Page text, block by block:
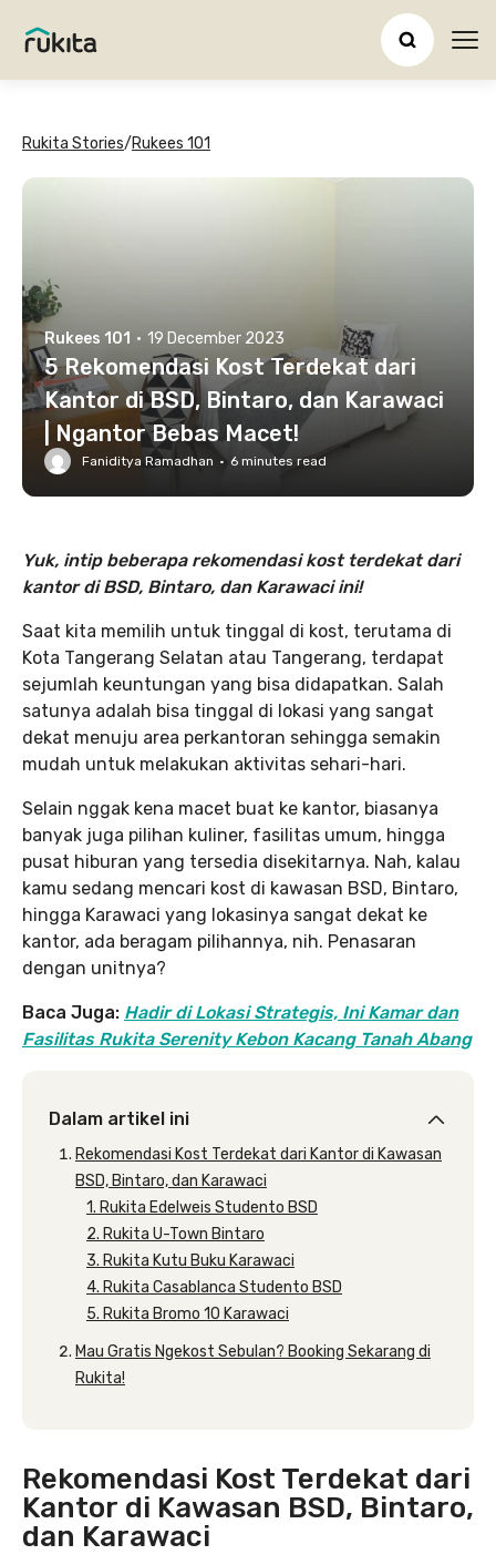
Rukita Stories/Rukees 101
Rukees 101 · 19 December 2023
5 Rekomendasi Kost Terdekat dari
Kantor di BSD, Bintaro, dan Karawaci
| Ngantor Bebas Macet!
Faniditya Ramadhan · 6 minutes read
Yuk, intip beberapa rekomendasi kost terdekat dari
kantor di BSD, Bintaro, dan Karawaci ini!
Saat kita memilih untuk tinggal di kost, terutama di
Kota Tangerang Selatan atau Tangerang, terdapat
sejumlah keuntungan yang bisa didapatkan. Salah
satunya adalah bisa tinggal di lokasi yang sangat
dekat menuju area perkantoran sehingga semakin
mudah untuk melakukan aktivitas sehari-hari.
Selain nggak kena macet buat ke kantor, biasanya
banyak juga pilihan kuliner, fasilitas umum, hingga
pusat hiburan yang tersedia disekitarnya. Nah, kalau
kamu sedang mencari kost di kawasan BSD, Bintaro,
hingga Karawaci yang lokasinya sangat dekat ke
kantor, ada beragam pilihannya, nih. Penasaran
dengan unitnya?
Baca Juga: Hadir di Lokasi Strategis, Ini Kamar dan
Fasilitas Rukita Serenity Kebon Kacang Tanah Abang
Dalam artikel ini
Rekomendasi Kost Terdekat dari Kantor di Kawasan
BSD, Bintaro, dan Karawaci
1. Rukita Edelweis Studento BSD
2. Rukita U-Town Bintaro
3. Rukita Kutu Buku Karawaci
4. Rukita Casablanca Studento BSD
5. Rukita Bromo 10 Karawaci
Mau Gratis Ngekost Sebulan? Booking Sekarang di
Rukita!
Rekomendasi Kost Terdekat dari
Kantor di Kawasan BSD, Bintaro,
dan Karawaci